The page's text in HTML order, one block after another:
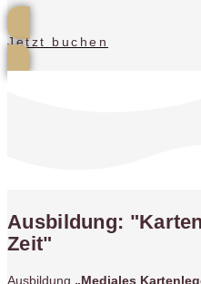
Jetzt buchen
Ausbildung:
Zeit"
Ausbildung „Mediales